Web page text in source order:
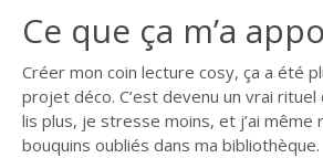
Ce que ça m’a
Créer mon coin lecture cosy, ça a été
projet déco. C’est devenu un vrai rituel
lis plus, je stresse moins, et j’ai
bouquins oubliés dans ma bibliothèque.